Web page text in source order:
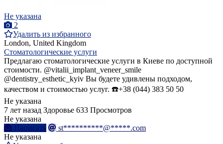
Не указана
2
Удалить из избранного
London, United Kingdom
Стоматологические услуги
Предлагаю стоматологические услуги в Киеве по доступной
стоимости. @vitalii_implant_veneer_smile
@dentistry_esthetic_kyiv Вы будете удивлены подходом,
качеством и стоимостью услуг. ☎️+38 (044) 383 50 50
Не указана
7 лет назад Здоровье 633 Просмотров
Не указана
Написать
st**********@*****.com
Не указана